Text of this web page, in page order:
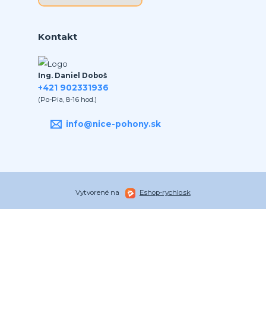
Kontakt
Ing. Daniel Doboš
+421 902331936
(Po-Pia, 8-16 hod.)
info@nice-pohony.sk
Vytvorené na Eshop-rychlo.sk